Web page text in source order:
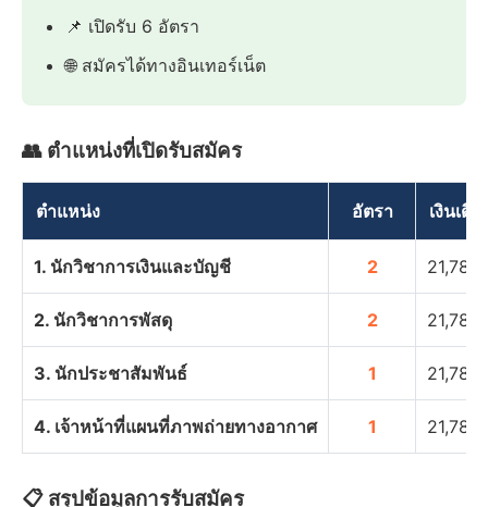
📌 เปิดรับ 6 อัตรา
🌐 สมัครได้ทางอินเทอร์เน็ต
👥 ตำแหน่งที่เปิดรับสมัคร
ตำแหน่ง อัตรา เงินเดื
1. นักวิชาการเงินและบัญชี 2 21,780
2. นักวิชาการพัสดุ 2 21,780
3. นักประชาสัมพันธ์ 1 21,780
4. เจ้าหน้าที่แผนที่ภาพถ่ายทางอากาศ 1 21,780
📋 สรุปข้อมูลการรับสมัคร